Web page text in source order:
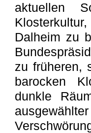
aktuellen
Dalheim zu
zu früheren,
barocken
dunkle